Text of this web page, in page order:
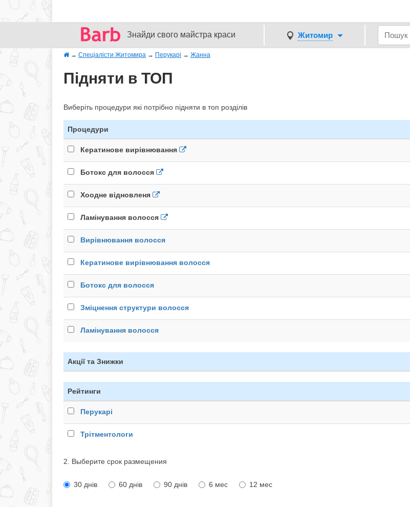
Знайди свого майстра краси Житомир
→ Спеціалісти Житомира → Перукарі → Жанна
Підняти в ТОП
Виберіть процедури які потрібно підняти в топ розділів
Процедури
Кератинове вирівнювання
Ботокс для волосся
Хоодне відновленя
Ламінування волосся
Вирівнювання волосся
Кератинове вирівнювання волосся
Ботокс для волосся
Зміцнення структури волосся
Ламінування волосся
Акції та Знижки
Рейтинги
Перукарі
Трітментологи
2. Выберите срок размещения
30 днів 60 днів 90 днів 6 мес 12 мес